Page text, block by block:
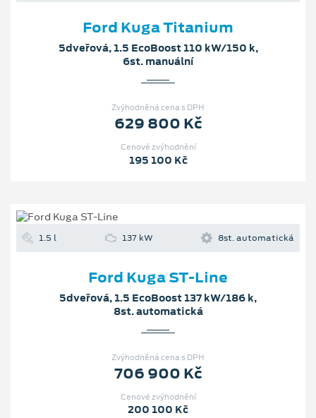
Ford Kuga Titanium
5dveřová, 1.5 EcoBoost 110 kW/150 k,
6st. manuální
Zvýhodněná cena s DPH
629 800 Kč
Cenové zvýhodnění
195 100 Kč
1.5 l 137 kW 8st. automatická
Ford Kuga ST-Line
5dveřová, 1.5 EcoBoost 137 kW/186 k,
8st. automatická
Zvýhodněná cena s DPH
706 900 Kč
Cenové zvýhodnění
200 100 Kč